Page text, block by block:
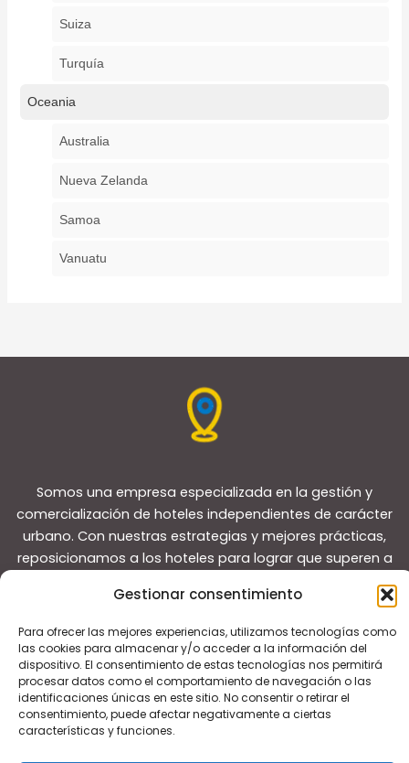
Gestionar consentimiento
Para ofrecer las mejores experiencias, utilizamos tecnologías como
las cookies para almacenar y/o acceder a la información del
dispositivo. El consentimiento de estas tecnologías nos permitirá
procesar datos como el comportamiento de navegación o las
identificaciones únicas en este sitio. No consentir o retirar el
consentimiento, puede afectar negativamente a ciertas
características y funciones.
Suiza
Turquía
Oceania
Australia
Nueva Zelanda
Samoa
Vanuatu
Somos una empresa especializada en la gestión y
comercialización de hoteles independientes de carácter
urbano. Con nuestras estrategias y mejores prácticas,
reposicionamos a los hoteles para lograr que superen a
local.
Copyright © 2026 Guías de viaje